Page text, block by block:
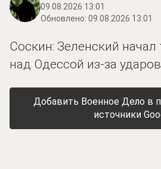
09.08.2026 13:01
Обновлено: 09.08.2026 13:01
Соскин: Зеленский начал
над Одессой из-за
Добавить Военное Дело в
источники